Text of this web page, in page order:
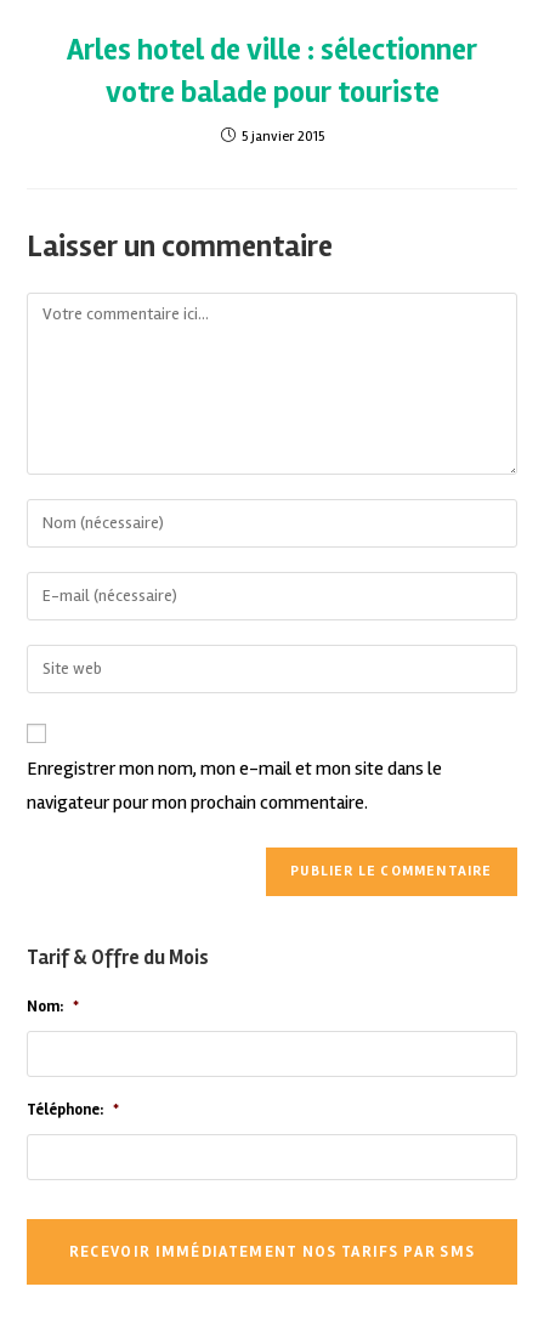
Arles hotel de ville : sélectionner
votre balade pour touriste
5 janvier 2015
Laisser un commentaire
Enregistrer mon nom, mon e-mail et mon site dans le
navigateur pour mon prochain commentaire.
Tarif & Offre du Mois
Nom: *
Téléphone: *